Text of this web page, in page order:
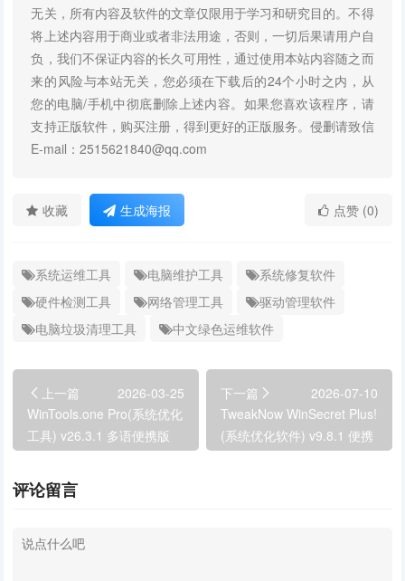
无关，所有内容及软件的文章仅限用于学习和研究目的。不得
将上述内容用于商业或者非法用途，否则，一切后果请用户自
负，我们不保证内容的长久可用性，通过使用本站内容随之而
来的风险与本站无关，您必须在下载后的24个小时之内，从
您的电脑/手机中彻底删除上述内容。如果您喜欢该程序，请
支持正版软件，购买注册，得到更好的正版服务。侵删请致信
E-mail：2515621840@qq.com
收藏 生成海报 点赞 (0)
系统运维工具 电脑维护工具
系统修复软件
硬件检测工具
网络管理工具
驱动管理软件
电脑垃圾清理工具
中文绿色运维软件
上一篇
2026-03-25
WinTools.one Pro(系统优化
工具) v26.3.1 多语便携版
下一篇
2026-07-10
TweakNow WinSecret Plus!
(系统优化软件) v9.8.1 便携
版
评论留言